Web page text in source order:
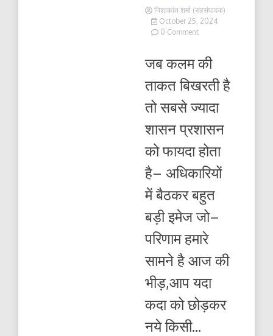
निशाकांत शर्मा (सहसंपादक)
October 25, 2024
0 Commenton
की
बिखरती
तो
ज्यादा
शासन
प्रशासन
फायदा
है
जब कलम की
ताकत बिखरती है
तो सबसे ज्यादा
शासन प्रशासन
को फायदा होता
है– अधिकारियों
में बैठकर बहुत
बड़ी इमेज जो–
परिणाम हमारे
सामने है आज की
भीड़,आप यदा
कदा को छोड़कर
नये किसी...